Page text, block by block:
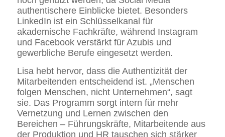
authentischere Einblicke bietet. Besonders
LinkedIn ist ein Schlüsselkanal für
akademische Fachkräfte, während Instagram
und Facebook verstärkt für Azubis und
gewerbliche Berufe eingesetzt werden.
Lisa hebt hervor, dass die Authentizität der
Mitarbeitenden entscheidend ist. „Menschen
folgen Menschen, nicht Unternehmen“, sagt
sie. Das Programm sorgt intern für mehr
Vernetzung und Lernen zwischen den
Bereichen – Führungskräfte, Mitarbeitende aus
der Produktion und HR tauschen sich stärker